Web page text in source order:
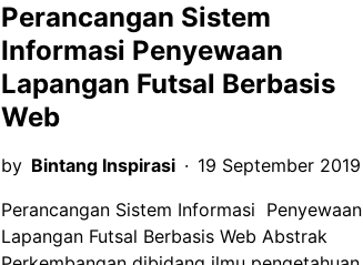
Perancangan Sistem
Informasi Penyewaan
Lapangan Futsal Berbasis
Web
by Bintang Inspirasi
19 September 2019
Perancangan Sistem Informasi Penyewaan
Lapangan Futsal Berbasis Web Abstrak